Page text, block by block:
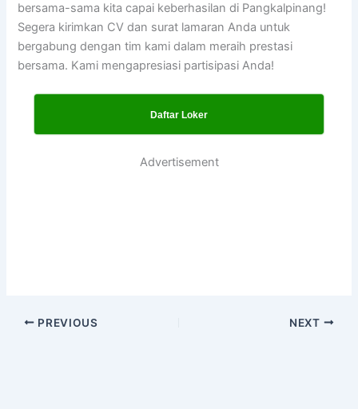
bersama-sama kita capai keberhasilan di Pangkalpinang!
Segera kirimkan CV dan surat lamaran Anda untuk
bergabung dengan tim kami dalam meraih prestasi
bersama. Kami mengapresiasi partisipasi Anda!
Daftar Loker
Advertisement
PREVIOUS NEXT